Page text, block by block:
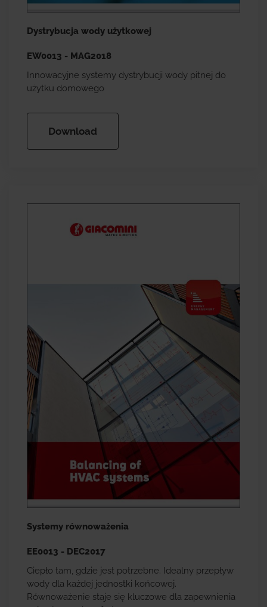
Dystrybucja wody użytkowej
EW0013 - MAG2018
Innowacyjne systemy dystrybucji wody pitnej do
użytku domowego
Download
Systemy równoważenia
EE0013 - DEC2017
Ciepło tam, gdzie jest potrzebne. Idealny przepływ
wody dla każdej jednostki końcowej.
Równoważenie staje się kluczowe dla zapewnienia